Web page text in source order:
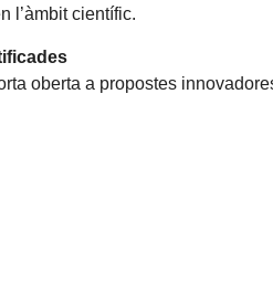
l’àmbit científic.
oberta a propostes